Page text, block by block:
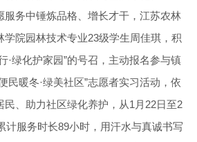
服务中锤炼品格、增长才干，江苏农林
学院园林技术专业23级学生周佳琪，积
·绿化护家园”的号召，主动报名参与镇
民暖冬·绿美社区”志愿者实习活动，依
民、助力社区绿化养护，从1月22日至2
计服务时长89小时，用汗水与真诚书写